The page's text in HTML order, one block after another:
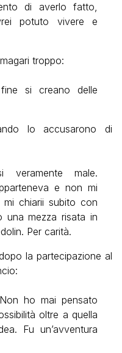
di averlo fatto,
potuto vivere e
troppo:
si creano delle
lo accusarono di
male.
e non mi
mi chiarii subito con
una mezza risata in
Per carità.
la partecipazione al
ho mai pensato
oltre a quella
Fu un’avventura